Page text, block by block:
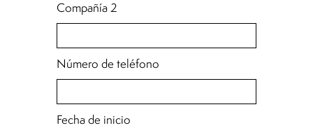
Compañía 2
Número de teléfono
Fecha de inicio